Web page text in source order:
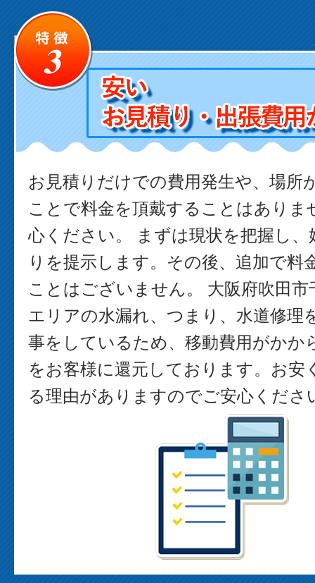
お見積りだけでの費用発生や、場所
ことで料金を頂戴することはありま
心ください。 まずは現状を把握し
りを提示します。その後、追加で料
ことはございません。 大阪府吹田市
エリアの水漏れ、つまり、水道修理
事をしているため、移動費用がかか
をお客様に還元しております。お安
る理由がありますのでご安心くださ